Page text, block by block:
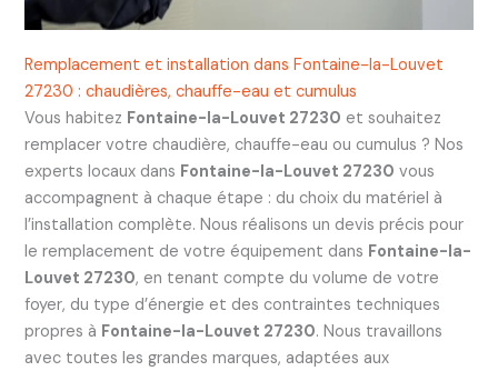
Remplacement et installation dans Fontaine-la-Louvet
27230 : chaudières, chauffe-eau et cumulus
Vous habitez Fontaine-la-Louvet 27230 et souhaitez
remplacer votre chaudière, chauffe-eau ou cumulus ? Nos
experts locaux dans Fontaine-la-Louvet 27230 vous
accompagnent à chaque étape : du choix du matériel à
l’installation complète. Nous réalisons un devis précis pour
le remplacement de votre équipement dans Fontaine-la-
Louvet 27230, en tenant compte du volume de votre
foyer, du type d’énergie et des contraintes techniques
propres à Fontaine-la-Louvet 27230. Nous travaillons
avec toutes les grandes marques, adaptées aux